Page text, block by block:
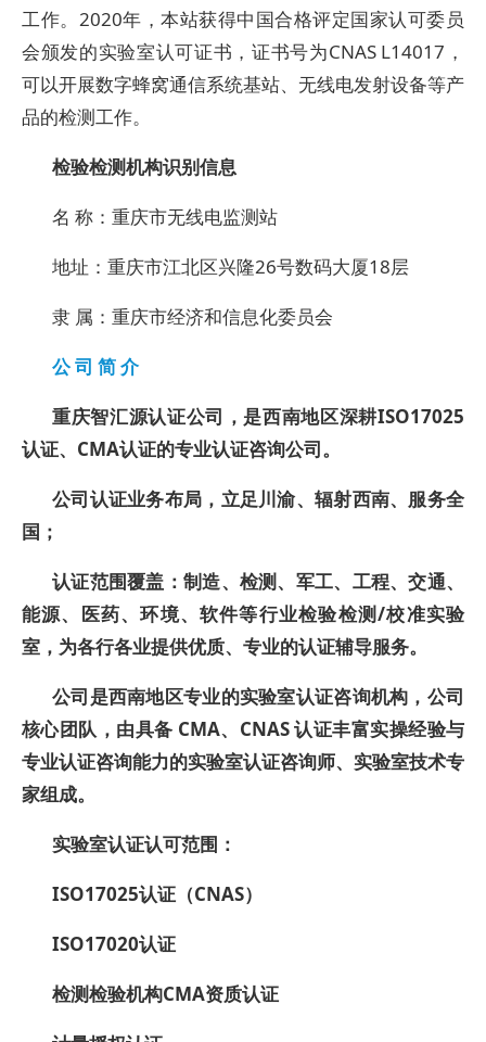
工作。2020年，本站获得中国合格评定国家认可委员
会颁发的实验室认可证书，证书号为CNAS L14017，
可以开展数字蜂窝通信系统基站、无线电发射设备等产
品的检测工作。
检验检测机构识别信息
名 称：重庆市无线电监测站
地址：重庆市江北区兴隆26号数码大厦18层
隶 属：重庆市经济和信息化委员会
公 司 简 介
重庆智汇源认证公司，是西南地区深耕ISO17025
认证、CMA认证的专业认证咨询公司。
公司认证业务布局，立足川渝、辐射西南、服务全
国；
认证范围覆盖：制造、检测、军工、工程、交通、
能源、医药、环境、软件等行业检验检测/校准实验
室，为各行各业提供优质、专业的认证辅导服务。
公司是西南地区专业的实验室认证咨询机构， 公司
核心团队，由具备 CMA、CNAS 认证丰富实操经验与
专业认证咨询能力的实验室认证咨询师、实验室技术专
家组成。
实验室认证认可范围：
ISO17025认证（CNAS）
ISO17020认证
检测检验机构CMA资质认证